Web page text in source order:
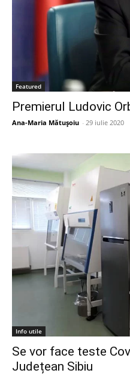
Featured
Premierul Ludovic
Ana-Maria Mătușoiu - 29 iulie 2020
Info utile
Se vor face teste
Județean Sibiu